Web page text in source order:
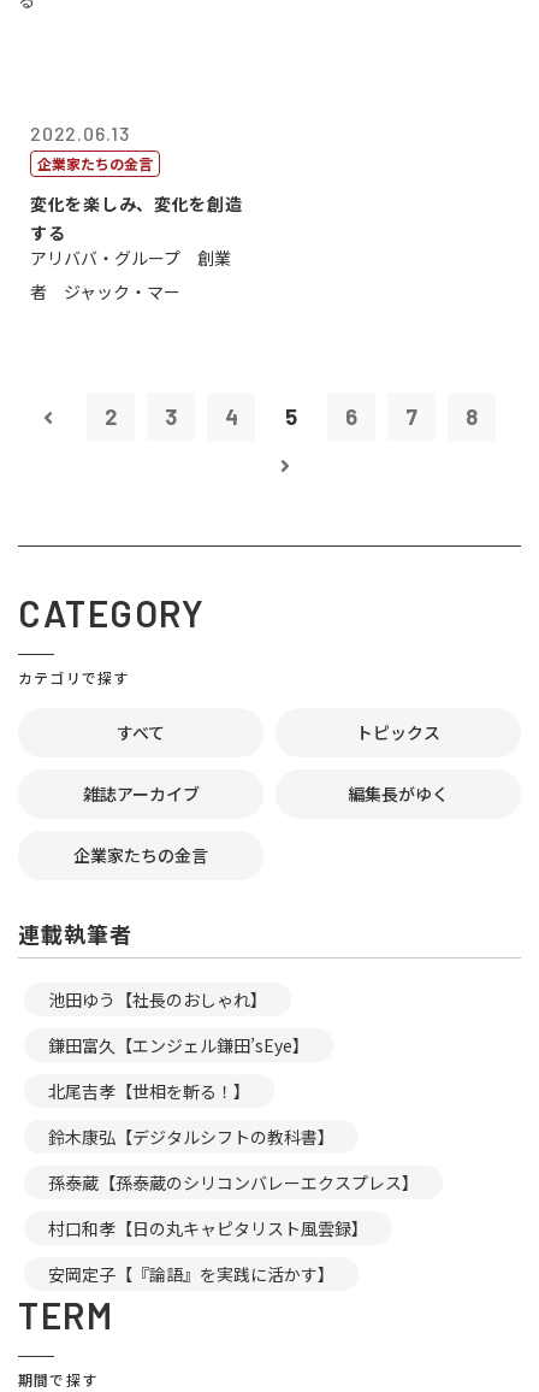
2022.06.13
企業家たちの金言
変化を楽しみ、変化を創造
する
アリババ・グループ 創業
者 ジャック・マー
2 3 4 5 6 7 8
CATEGORY
カテゴリで探す
すべて トピックス
雑誌アーカイブ 編集長がゆく
企業家たちの金言
連載執筆者
池田ゆう【社長のおしゃれ】
鎌田富久【エンジェル鎌田’sEye】
北尾吉孝【世相を斬る！】
鈴木康弘【デジタルシフトの教科書】
孫泰蔵【孫泰蔵のシリコンバレーエクスプレス】
村口和孝【日の丸キャピタリスト風雲録】
安岡定子【『論語』を実践に活かす】
TERM
期間で探す